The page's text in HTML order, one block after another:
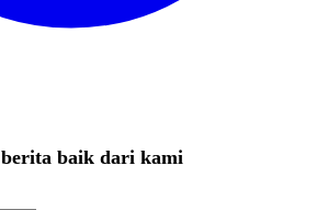
baik dari kami